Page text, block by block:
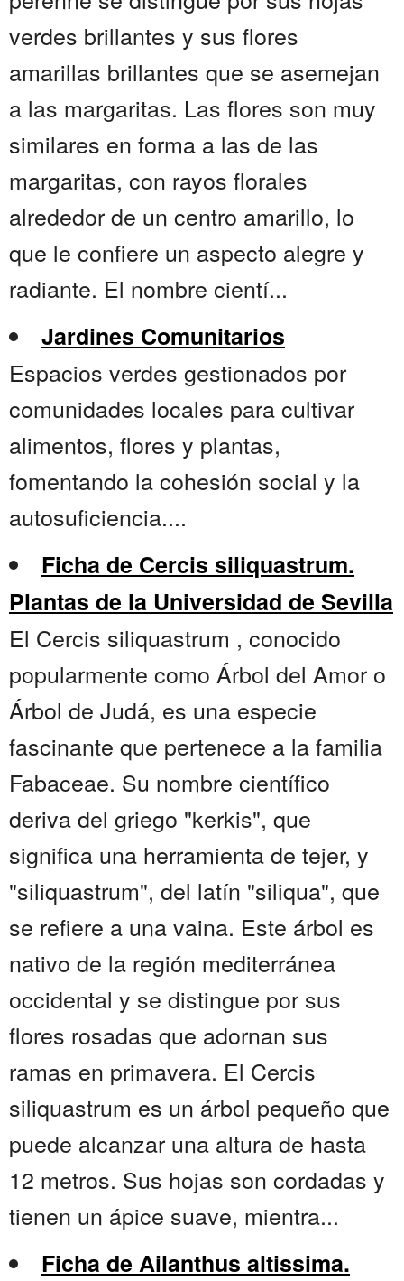
verdes brillantes y sus flores
amarillas brillantes que se asemejan
a las margaritas. Las flores son muy
similares en forma a las de las
margaritas, con rayos florales
alrededor de un centro amarillo, lo
que le confiere un aspecto alegre y
radiante. El nombre cientí...
Jardines Comunitarios
Espacios verdes gestionados por
comunidades locales para cultivar
alimentos, flores y plantas,
fomentando la cohesión social y la
autosuficiencia....
Ficha de Cercis siliquastrum.
Plantas de la Universidad de Sevilla
El Cercis siliquastrum , conocido
popularmente como Árbol del Amor o
Árbol de Judá, es una especie
fascinante que pertenece a la familia
Fabaceae. Su nombre científico
deriva del griego "kerkis", que
significa una herramienta de tejer, y
"siliquastrum", del latín "siliqua", que
se refiere a una vaina. Este árbol es
nativo de la región mediterránea
occidental y se distingue por sus
flores rosadas que adornan sus
ramas en primavera. El Cercis
siliquastrum es un árbol pequeño que
puede alcanzar una altura de hasta
12 metros. Sus hojas son cordadas y
tienen un ápice suave, mientra...
Ficha de Ailanthus altissima.